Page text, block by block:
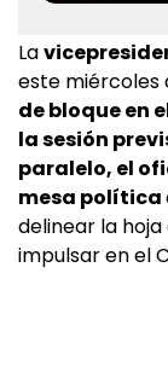
La
este miércoles
de bloque en
la sesión
paralelo, el
mesa política
delinear la
impulsar en el